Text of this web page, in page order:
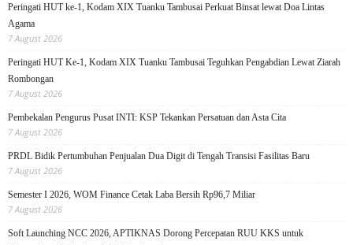
Peringati HUT ke-1, Kodam XIX Tuanku Tambusai Perkuat Binsat lewat Doa Lintas
Agama
7 August 2026
Peringati HUT Ke-1, Kodam XIX Tuanku Tambusai Teguhkan Pengabdian Lewat Ziarah
Rombongan
7 August 2026
Pembekalan Pengurus Pusat INTI: KSP Tekankan Persatuan dan Asta Cita
7 August 2026
PRDL Bidik Pertumbuhan Penjualan Dua Digit di Tengah Transisi Fasilitas Baru
7 August 2026
Semester I 2026, WOM Finance Cetak Laba Bersih Rp96,7 Miliar
7 August 2026
Soft Launching NCC 2026, APTIKNAS Dorong Percepatan RUU KKS untuk